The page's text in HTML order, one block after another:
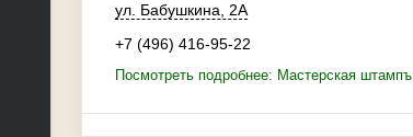
ул. Бабушкина, 2А
+7 (496) 416-95-22
Посмотреть подробнее: Мастерская штампъ